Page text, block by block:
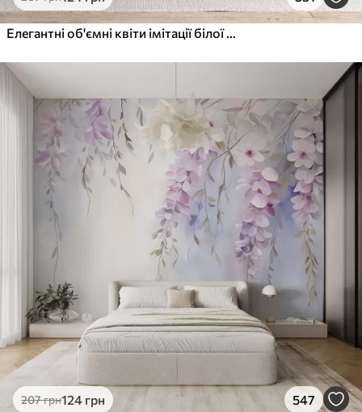
207грн124 грн 547